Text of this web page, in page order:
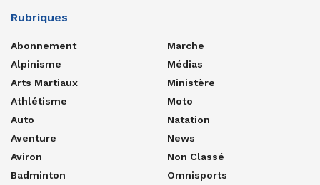
Rubriques
Abonnement
Alpinisme
Arts Martiaux
Athlétisme
Auto
Aventure
Aviron
Badminton
Marche
Médias
Ministère
Moto
Natation
News
Non Classé
Omnisports